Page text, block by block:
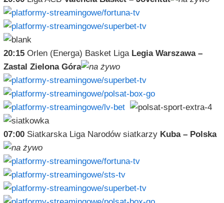
20:15Orlen (Energa) Basket Liga Legia Warszawa –
Zastal Zielona Góra
07:00Siatkarska Liga Narodów siatkarzy Kuba – Polska